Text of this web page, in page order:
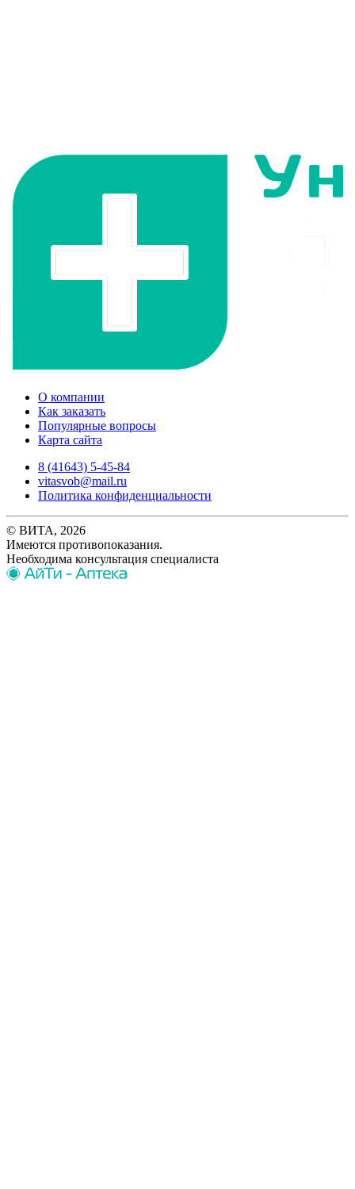
О компании
Как заказать
Популярные вопросы
Карта сайта
8 (41643) 5-45-84
vitasvob@mail.ru
Политика конфиденциальности
© ВИТА, 2026
Имеются противопоказания.
Необходима консультация специалиста